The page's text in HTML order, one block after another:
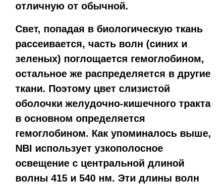
отличную от обычной.
Свет, попадая в биологическую ткань
рассеивается, часть волн (синих и
зеленых) поглощается гемоглобином,
остальное же распределяется в другие
ткани. Поэтому цвет слизистой
оболочки желудочно-кишечного тракта
в основном определяется
гемоглобином. Как упоминалось выше,
NBI использует узкополосное
освещение с центральной длиной
волны 415 и 540 нм. Эти длины волн